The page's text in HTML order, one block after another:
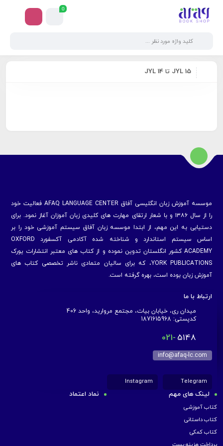
0
JYL 15 تا JYL 14
موسسه آموزش زبان انگلیسی آفاق AFAQ LANGUAGE CENTER فعالیت خود
را از سال ۱۳۸۶ و با شعار ارتقای مهارت های کلیدی زبان آموزان آغاز نمود. برای
دستیابی به این مهم، از ابتدا موسسه زبان آفاق سیستم آموزشی خود را بر
اساس سیستم استاندارد و شناخته شده آکادمی آکسفورد OXFORD
ACADEMY کشور انگلستان تدوین نموده و از کتاب های معتبر انتشارات یورک
YORK PUBLICATIONS، که برای سالیان متمادی ناشر تخصصی کتاب های
آموزش زبان بوده است، بهره گرفته است.
ارتباط با ما
میدان ری، خیابان بیات، مجتمع مروارید، واحد 406
کدپستی: 1871615968
021- 5148
info@afaq-lc.com
Telegram
Instagram
لینک های مهم
کتاب آموزشی
کتاب داستانی
کتاب کمکی
پرداخت هزینه پست
نماد اعتماد